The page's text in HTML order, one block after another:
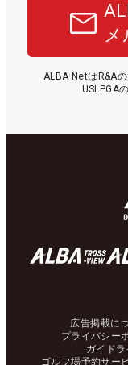
ALBA NetはR&A
USLPGA
広告掲載に
プライバシー
ガイドラ
ゴルフ場予約サー